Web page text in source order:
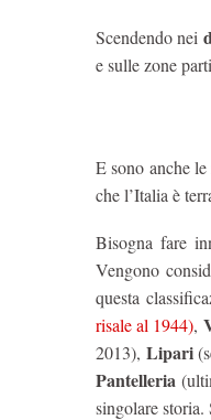
Scendendo nei
e sulle zone
E sono anche le
che l’Italia è
Bisogna fare
Vengono
questa
risale al 1944),
2013), Lipari
Pantelleria
singolare